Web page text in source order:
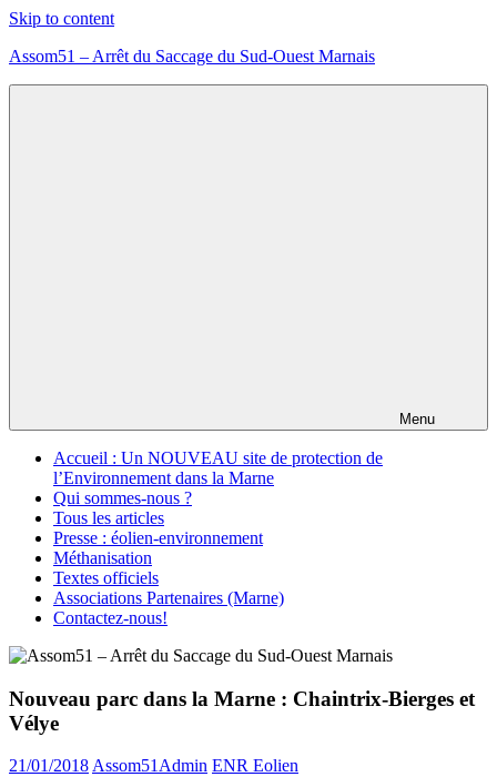
Skip to content
Assom51 – Arrêt du Saccage du Sud-Ouest Marnais
Menu
Accueil : Un NOUVEAU site de protection de
l’Environnement dans la Marne
Qui sommes-nous ?
Tous les articles
Presse : éolien-environnement
Méthanisation
Textes officiels
Associations Partenaires (Marne)
Contactez-nous!
Nouveau parc dans la Marne : Chaintrix-Bierges et
Vélye
21/01/2018Assom51Admin ENR Eolien